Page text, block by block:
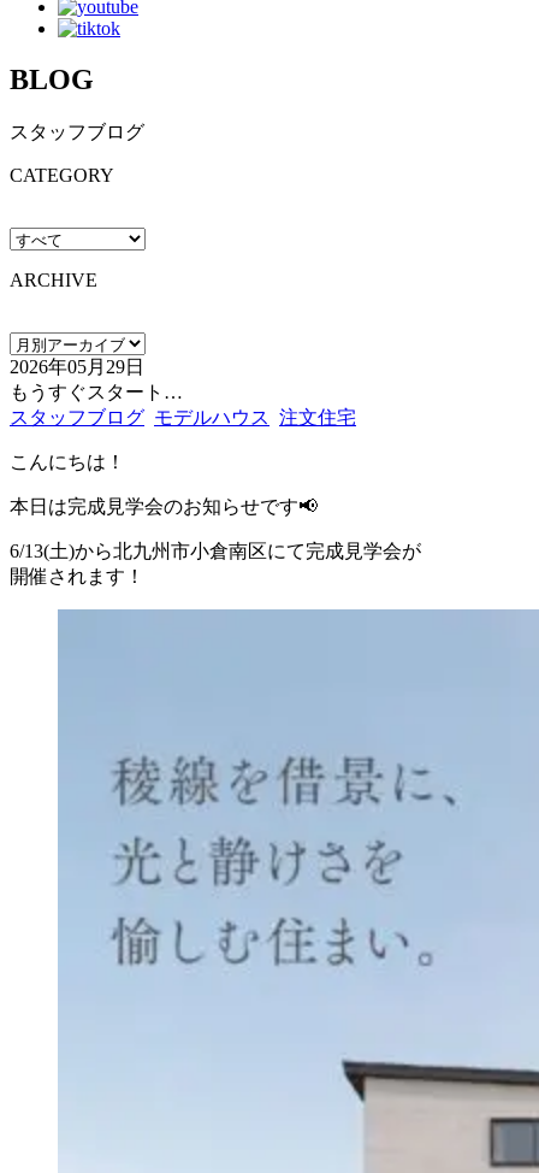
BLOG
スタッフブログ
CATEGORY
ARCHIVE
2026年05月29日
もうすぐスタート…
スタッフブログ モデルハウス 注文住宅
こんにちは！
本日は完成見学会のお知らせです📢
6/13(土)から北九州市小倉南区にて完成見学会が
開催されます！